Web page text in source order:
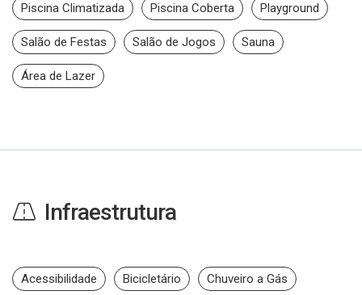
Piscina Climatizada Piscina Coberta Playground
Salão de Festas Salão de Jogos Sauna
Área de Lazer
Infraestrutura
Acessibilidade Bicicletário Chuveiro a Gás